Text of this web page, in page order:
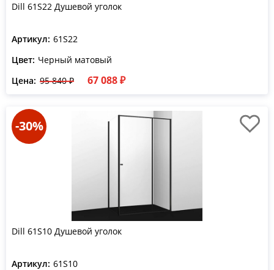
Dill 61S22 Душевой уголок
Артикул: 61S22
Цвет: Черный матовый
Цена: 95 840 ₽ 67 088 ₽
-30%
Dill 61S10 Душевой уголок
Артикул: 61S10